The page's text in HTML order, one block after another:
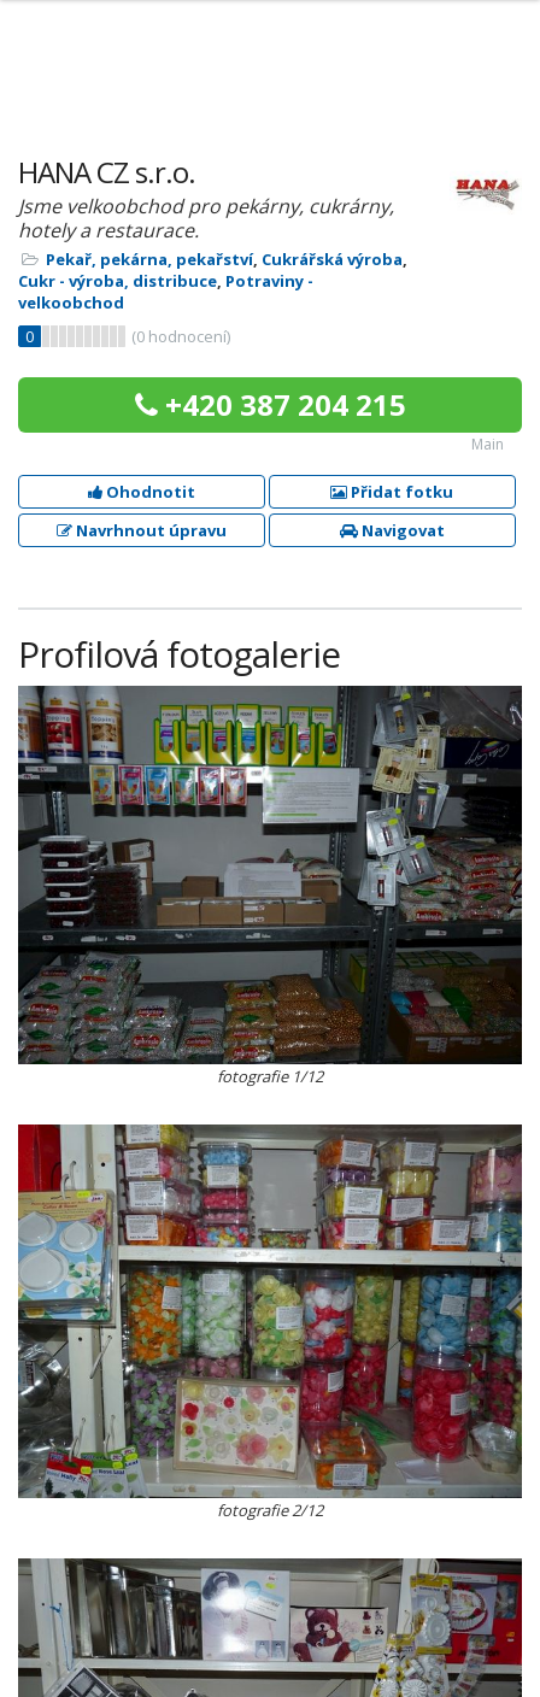
HANA CZ s.r.o.
Jsme velkoobchod pro pekárny, cukrárny,
hotely a restaurace.
Pekař, pekárna, pekařství, Cukrářská výroba,
Cukr - výroba, distribuce, Potraviny -
velkoobchod
0
(0 hodnocení)
+420 387 204 215
Main
Ohodnotit
Přidat fotku
Navrhnout úpravu
Navigovat
Profilová fotogalerie
fotografie 1/12
fotografie 2/12